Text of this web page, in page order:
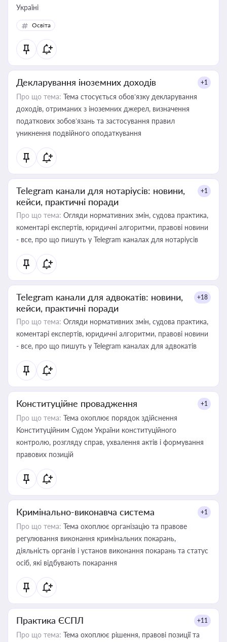
Україні
Освіта
Декларування іноземних доходів +1
Про що тема: Тема стосується обов’язку декларування
доходів, отриманих з іноземних джерел, визначення
податкових зобов’язань та застосування правил
уникнення подвійного оподаткування
Telegram канали для нотаріусів: новини,
кейси, практичні поради
+1
Про що тема: Огляди нормативних змін, судова практика,
коментарі експертів, юридичні алгоритми, правові новини
- все, про що пишуть у Telegram каналах для нотаріусів
Telegram канали для адвокатів: новини,
кейси, практичні поради
+18
Про що тема: Огляди нормативних змін, судова практика,
коментарі експертів, юридичні алгоритми, правові новини
- все, про що пишуть у Telegram каналах для адвокатів
Конституційне провадження +1
Про що тема: Тема охоплює порядок здійснення
Конституційним Судом України конституційного
контролю, розгляду справ, ухвалення актів і формування
правових позицій
Кримінально-виконавча система +1
Про що тема: Тема охоплює організацію та правове
регулювання виконання кримінальних покарань,
діяльність органів і установ виконання покарань та статус
осіб, які відбувають покарання
Практика ЄСПЛ +11
Про що тема: Тема охоплює рішення, правові позиції та